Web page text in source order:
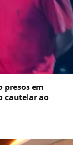
presos em
cautelar ao